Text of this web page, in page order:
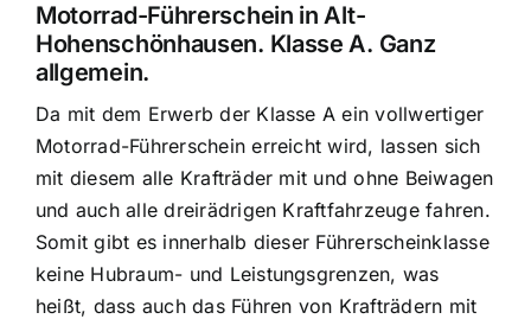
Motorrad-Führerschein in Alt-
Hohenschönhausen. Klasse A. Ganz
allgemein.
Da mit dem Erwerb der Klasse A ein vollwertiger
Motorrad-Führerschein erreicht wird, lassen sich
mit diesem alle Krafträder mit und ohne Beiwagen
und auch alle dreirädrigen Kraftfahrzeuge fahren.
Somit gibt es innerhalb dieser Führerscheinklasse
keine Hubraum- und Leistungsgrenzen, was
heißt, dass auch das Führen von Krafträdern mit